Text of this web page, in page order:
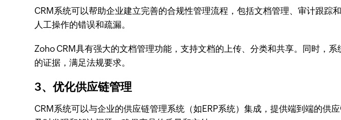
CRM系统可以帮助企业建立完善的合规性管理流程，包括文档管理、审计跟
人工操作的错误和疏漏。
Zoho CRM具有强大的文档管理功能，支持文档的上传、分类和共享。同时，
的证据，满足法规要求。
3、优化供应链管理
CRM系统可以与企业的供应链管理系统（如ERP系统）集成，提供端到端的供